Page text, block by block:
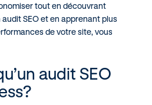
tout en découvrant
SEO et en apprenant plus
de votre site, vous
audit SEO